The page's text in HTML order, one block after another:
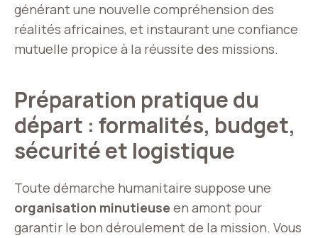
générant une nouvelle compréhension des
réalités africaines, et instaurant une confiance
mutuelle propice à la réussite des missions.
Préparation pratique du
départ : formalités, budget,
sécurité et logistique
Toute démarche humanitaire suppose une
organisation minutieuse en amont pour
garantir le bon déroulement de la mission. Vous